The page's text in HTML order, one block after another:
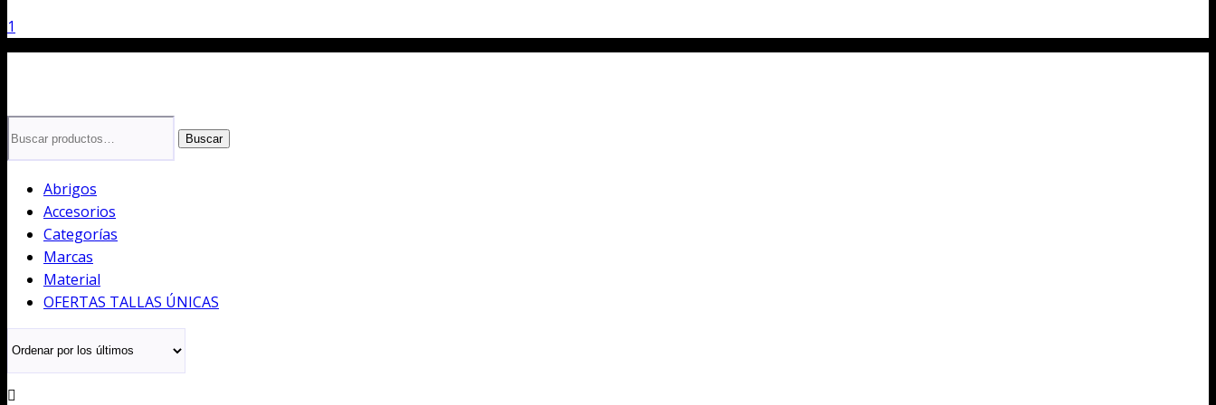
1
por:
Buscar
Abrigos
Accesorios
Categorías
Marcas
Material
OFERTAS TALLAS ÚNICAS
